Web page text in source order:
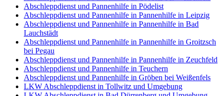
Abschleppdienst und Pannenhilfe in Pödelist
Abschleppdienst und Pannenhilfe in Pannenhilfe in Leipzig
Abschleppdienst und Pannenhilfe in Pannenhilfe in Bad
Lauchstädt
Abschleppdienst und Pannenhilfe in Pannenhilfe in Groitzsch
bei Pegau
Abschleppdienst und Pannenhilfe in Pannenhilfe in Zeuchfeld
Abschleppdienst und Pannenhilfe in Teuchern
Abschleppdienst und Pannenhilfe in Gröben bei Weißenfels
LKW Abschleppdienst in Tollwitz und Umgebung